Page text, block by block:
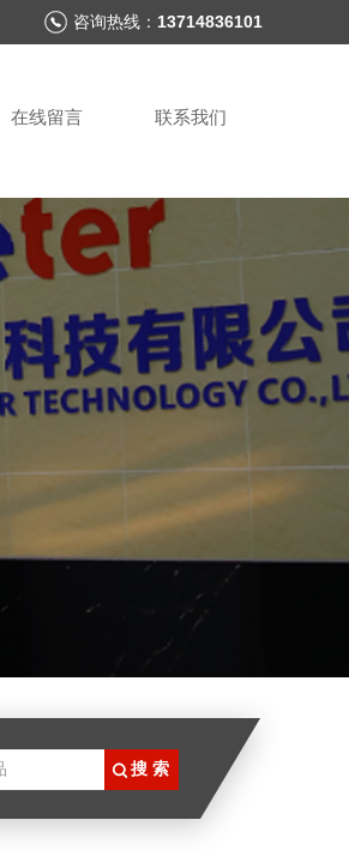
咨询热线： 13714836101
在线留言 联系我们